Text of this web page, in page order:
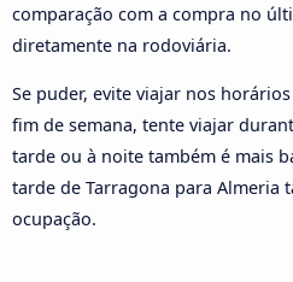
comparação com a compra no
diretamente na rodoviária.
Se puder, evite viajar nos
fim de semana, tente viajar
tarde ou à noite também é mais
tarde de Tarragona para Almeria
ocupação.